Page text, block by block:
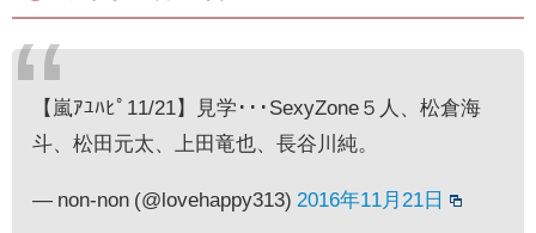
【嵐ｱﾕﾊﾋﾟ11/21】見学･･･SexyZone５人、松倉海
斗、松田元太、上田竜也、長谷川純。
— non-non (@lovehappy313) 2016年11月21日